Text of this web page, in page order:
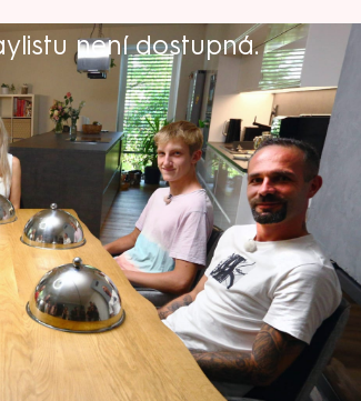
není dostupná.
to. Tentokrát se u stolu, v
a tři ženy. V Jihomoravském
kteří budou chtít předvést to